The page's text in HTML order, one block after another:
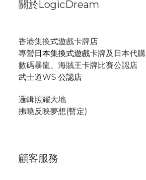
關於LogicDream
香港集換式遊戲卡牌店
專營日本集換式遊戲卡牌及日本代購
數碼暴龍、海賊王卡牌比賽公認店
武士道WS 公認店
邏輯照耀大地
拂曉反映夢想(暫定)
顧客服務